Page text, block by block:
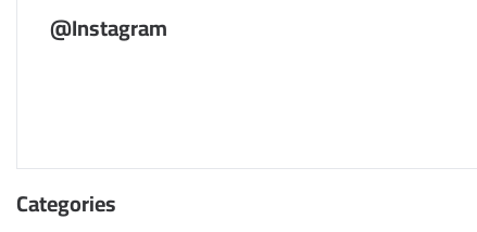
@Instagram
Categories